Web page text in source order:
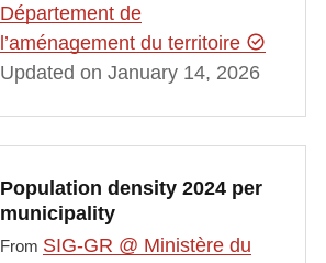
Département de
l’aménagement du territoire
Updated on January 14, 2026
Population density 2024 per
municipality
From SIG-GR @ Ministère du